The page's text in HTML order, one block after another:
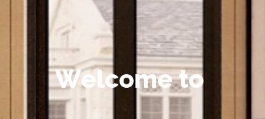
Welcome to